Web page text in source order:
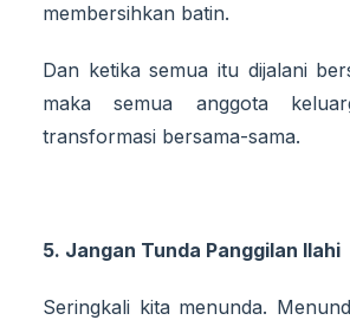
membersihkan batin.
Dan ketika semua itu dijalani
maka semua anggota
transformasi bersama-sama.
5. Jangan Tunda Panggilan Ilahi
Seringkali kita menunda.